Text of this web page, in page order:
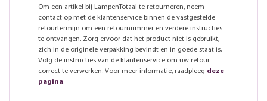
Om een artikel bij LampenTotaal te retourneren, neem
contact op met de klantenservice binnen de vastgestelde
retourtermijn om een retournummer en verdere instructies
te ontvangen. Zorg ervoor dat het product niet is gebruikt,
zich in de originele verpakking bevindt en in goede staat is.
Volg de instructies van de klantenservice om uw retour
correct te verwerken. Voor meer informatie, raadpleeg deze
pagina.